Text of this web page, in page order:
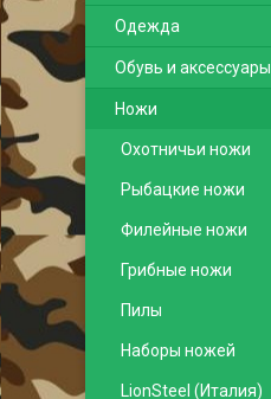
Одежда
Обувь и аксессуары
Ножи
Охотничьи ножи
Рыбацкие ножи
Филейные ножи
Грибные ножи
Пилы
Наборы ножей
LionSteel (Италия)